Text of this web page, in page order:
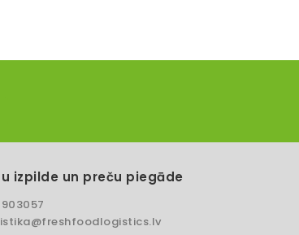
izpilde un preču piegāde